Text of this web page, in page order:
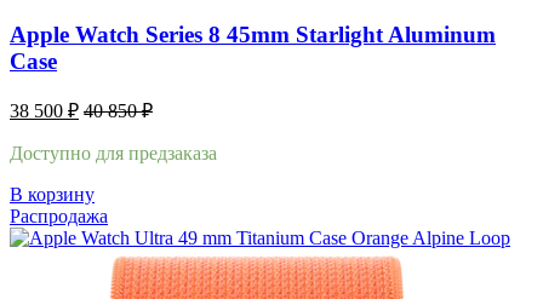
Apple Watch Series 8 45mm Starlight Aluminum
Case
38 500 ₽ 40 850₽
Доступно для предзаказа
В корзину
Распродажа